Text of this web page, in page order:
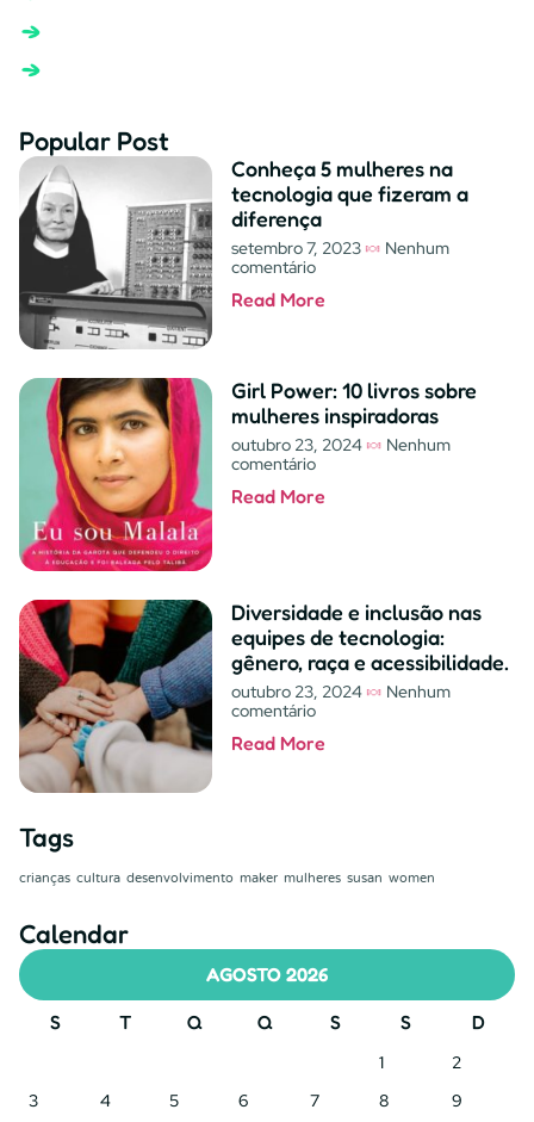
Popular Post
Conheça 5 mulheres na
tecnologia que fizeram a
diferença
setembro 7, 2023
Nenhum
comentário
Read More
Girl Power: 10 livros sobre
mulheres inspiradoras
outubro 23, 2024
Nenhum
comentário
Read More
Diversidade e inclusão nas
equipes de tecnologia:
gênero, raça e acessibilidade.
outubro 23, 2024
Nenhum
comentário
Read More
Tags
crianças cultura desenvolvimento maker mulheres susan women
Calendar
AGOSTO 2026
S
T Q Q S S D
1
2
3
4 5 6 7 8
9